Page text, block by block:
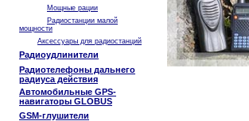
Мощные рации
Радиостанции малой
мощности
Аксессуары для радиостанций
Радиоудлинители
Радиотелефоны дальнего
радиуса действия
Автомобильные GPS-
навигаторы GLOBUS
GSM-глушители